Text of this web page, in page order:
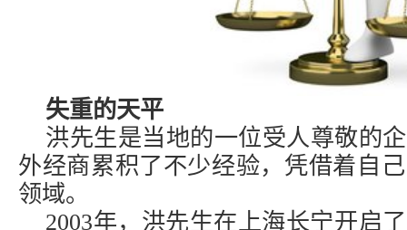
失重的天平
洪先生是当地的一位受人尊敬的
外经商累积了不少经验，凭借着自
领域。
2003年，洪先生在上海长宁开